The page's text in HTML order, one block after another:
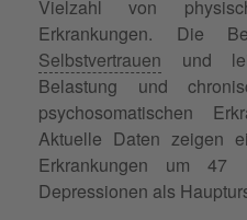
Vielzahl von
Erkrankungen. Die
Selbstvertrauen und
Belastung und
psychosomatischen
Aktuelle Daten zeigen
Erkrankungen um
Depressionen als